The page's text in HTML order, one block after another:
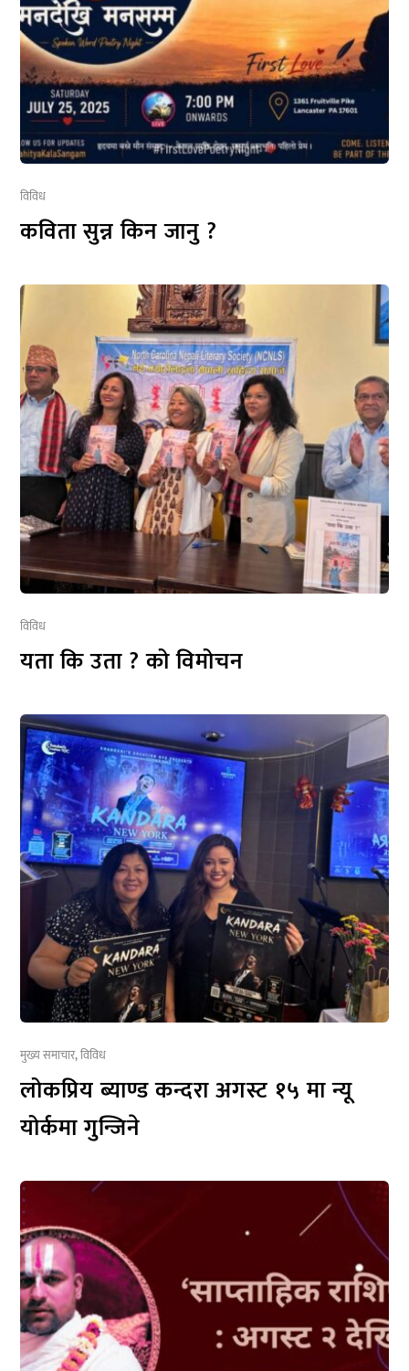
विविध
कविता सुन्न किन जानु ?
विविध
यता कि उता ? को विमोचन
मुख्य समाचार,विविध
लोकप्रिय ब्याण्ड कन्दरा अगस्ट १५ मा न्यू
योर्कमा गुन्जिने